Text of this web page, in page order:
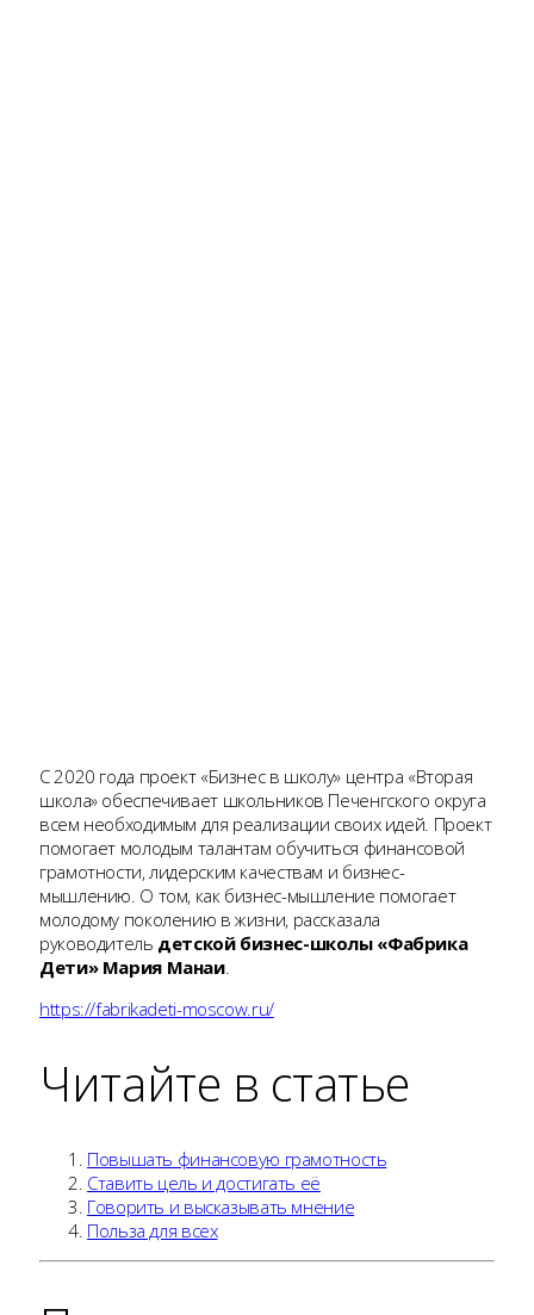
С 2020 года проект «Бизнес в школу» центра «Вторая
школа» обеспечивает школьников Печенгского округа
всем необходимым для реализации своих идей. Проект
помогает молодым талантам обучиться финансовой
грамотности, лидерским качествам и бизнес-
мышлению. О том, как бизнес-мышление помогает
молодому поколению в жизни, рассказала
руководитель детской бизнес-школы «Фабрика
Дети» Мария Манаи.
https://fabrikadeti-moscow.ru/
Читайте в статье
Повышать финансовую грамотность
Ставить цель и достигать её
Говорить и высказывать мнение
Польза для всех